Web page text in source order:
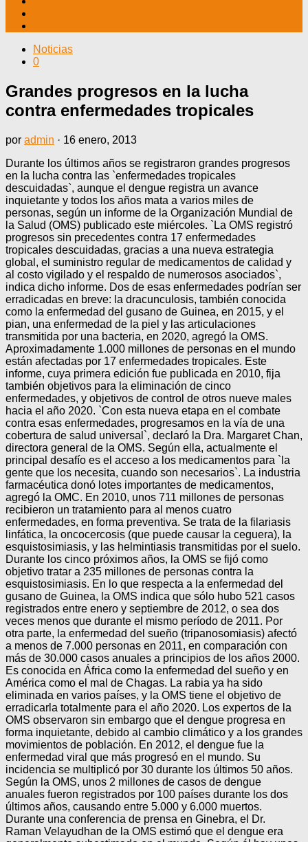
Noticias
0
Grandes progresos en la lucha
contra enfermedades tropicales
por admin · 16 enero, 2013
Durante los últimos años se registraron grandes progresos
en la lucha contra las `enfermedades tropicales
descuidadas`, aunque el dengue registra un avance
inquietante y todos los años mata a varios miles de
personas, según un informe de la Organización Mundial de
la Salud (OMS) publicado este miércoles. `La OMS registró
progresos sin precedentes contra 17 enfermedades
tropicales descuidadas, gracias a una nueva estrategia
global, el suministro regular de medicamentos de calidad y
al costo vigilado y el respaldo de numerosos asociados`,
indica dicho informe. Dos de esas enfermedades podrían ser
erradicadas en breve: la dracunculosis, también conocida
como la enfermedad del gusano de Guinea, en 2015, y el
pian, una enfermedad de la piel y las articulaciones
transmitida por una bacteria, en 2020, agregó la OMS.
Aproximadamente 1.000 millones de personas en el mundo
están afectadas por 17 enfermedades tropicales. Este
informe, cuya primera edición fue publicada en 2010, fija
también objetivos para la eliminación de cinco
enfermedades, y objetivos de control de otros nueve males
hacia el año 2020. `Con esta nueva etapa en el combate
contra esas enfermedades, progresamos en la vía de una
cobertura de salud universal`, declaró la Dra. Margaret Chan,
directora general de la OMS. Según ella, actualmente el
principal desafío es el acceso a los medicamentos para `la
gente que los necesita, cuando son necesarios`. La industria
farmacéutica donó lotes importantes de medicamentos,
agregó la OMC. En 2010, unos 711 millones de personas
recibieron un tratamiento para al menos cuatro
enfermedades, en forma preventiva. Se trata de la filariasis
linfática, la oncocercosis (que puede causar la ceguera), la
esquistosimiasis, y las helmintiasis transmitidas por el suelo.
Durante los cinco próximos años, la OMS se fijó como
objetivo tratar a 235 millones de personas contra la
esquistosimiasis. En lo que respecta a la enfermedad del
gusano de Guinea, la OMS indica que sólo hubo 521 casos
registrados entre enero y septiembre de 2012, o sea dos
veces menos que durante el mismo período de 2011. Por
otra parte, la enfermedad del sueño (tripanosomiasis) afectó
a menos de 7.000 personas en 2011, en comparación con
más de 30.000 casos anuales a principios de los años 2000.
Es conocida en África como la enfermedad del sueño y en
América como el mal de Chagas. La rabia ya ha sido
eliminada en varios países, y la OMS tiene el objetivo de
erradicarla totalmente para el año 2020. Los expertos de la
OMS observaron sin embargo que el dengue progresa en
forma inquietante, debido al cambio climático y a los grandes
movimientos de población. En 2012, el dengue fue la
enfermedad viral que más progresó en el mundo. Su
incidencia se multiplicó por 30 durante los últimos 50 años.
Según la OMS, unos 2 millones de casos de dengue
anuales fueron registrados por 100 países durante los dos
últimos años, causando entre 5.000 y 6.000 muertos.
Durante una conferencia de prensa en Ginebra, el Dr.
Raman Velayudhan de la OMS estimó que el dengue era